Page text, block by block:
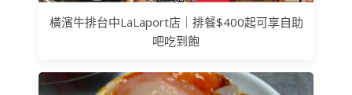
橫濱牛排台中LaLaport店｜排餐$400起可享自助
吧吃到飽